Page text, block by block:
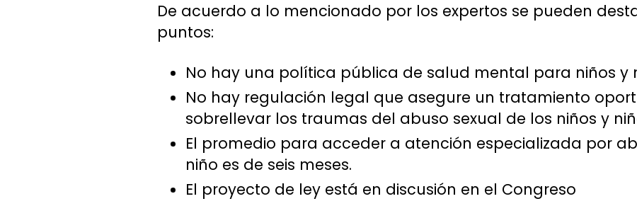
De acuerdo a lo mencionado por los expertos se pueden
puntos:
No hay una política pública de salud mental para niños y
No hay regulación legal que asegure un tratamiento
sobrellevar los traumas del abuso sexual de los niños y
El promedio para acceder a atención especializada por
niño es de seis meses.
El proyecto de ley está en discusión en el Congreso